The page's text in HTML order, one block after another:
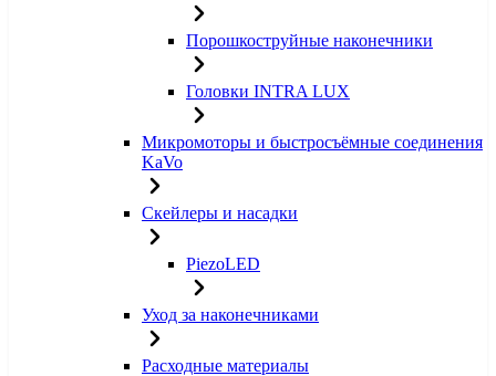
Порошкоструйные наконечники
Головки INTRA LUX
Микромоторы и быстросъёмные соединения
KaVo
Скейлеры и насадки
PiezoLED
Уход за наконечниками
Расходные материалы